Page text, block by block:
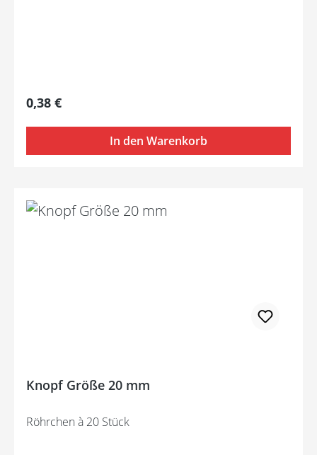
Regulärer Preis:
0,38 €
In den Warenkorb
Knopf Größe 20 mm
Röhrchen à 20 Stück